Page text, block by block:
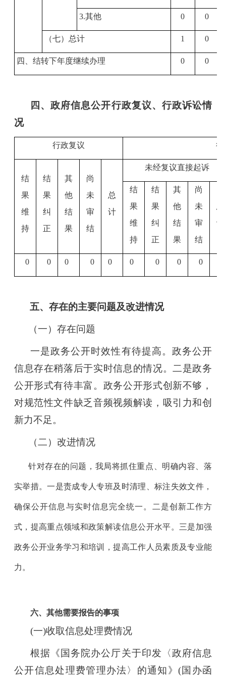
3.其他 0 0
（七）总计 1 0
四、结转下年度继续办理 0 0
四、政府信息公开行政复议、行政诉讼情
况
行政复议 行
结
果
维
持
结
果
纠
正
其
他
结
果
尚
未
审
结
总
计
未经复议直接起诉
结
果
维
持
结
果
纠
正
其
他
结
果
尚
未
审
结
计
0 0 0 0 0 0 0 0 0
五、存在的主要问题及改进情况
（一）存在问题
一是政务公开时效性有待提高。政务公开
信息存在稍落后于实时信息的情况。二是政务
公开形式有待丰富。政务公开形式创新不够，
对规范性文件缺乏音频视频解读，吸引力和创
新力不足。
（二） 改进情况
针对存在的问题，我局将抓住重点、明确内容、落
实举措。一是责成专人专班及时清理、标注失效文件，
确保公开信息与实时信息完全统一。 二是创新工作方
式，提高重点领域和政策解读信息公开水平。三是加强
政务公开业务学习和培训，提高工作人员素质及专业能
力。
六、其他需要报告的事项
(一)收取信息处理费情况
根据《国务院办公厅关于印发〈政府信息
公开信息处理费管理办法〉的通知》(国办函